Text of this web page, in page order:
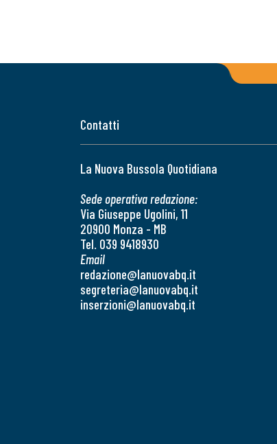
Contatti
La Nuova Bussola Quotidiana
Sede operativa redazione:
Via Giuseppe Ugolini, 11
20900 Monza - MB
Tel. 039 9418930
Email
redazione@lanuovabq.it
segreteria@lanuovabq.it
inserzioni@lanuovabq.it